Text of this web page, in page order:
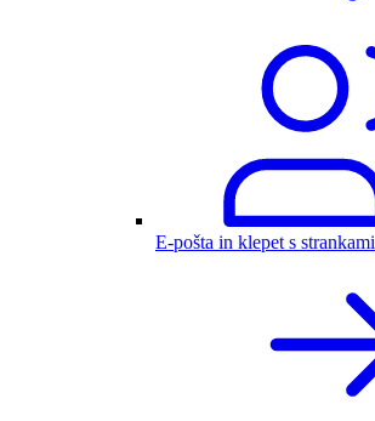
E-pošta in klepet s strankami